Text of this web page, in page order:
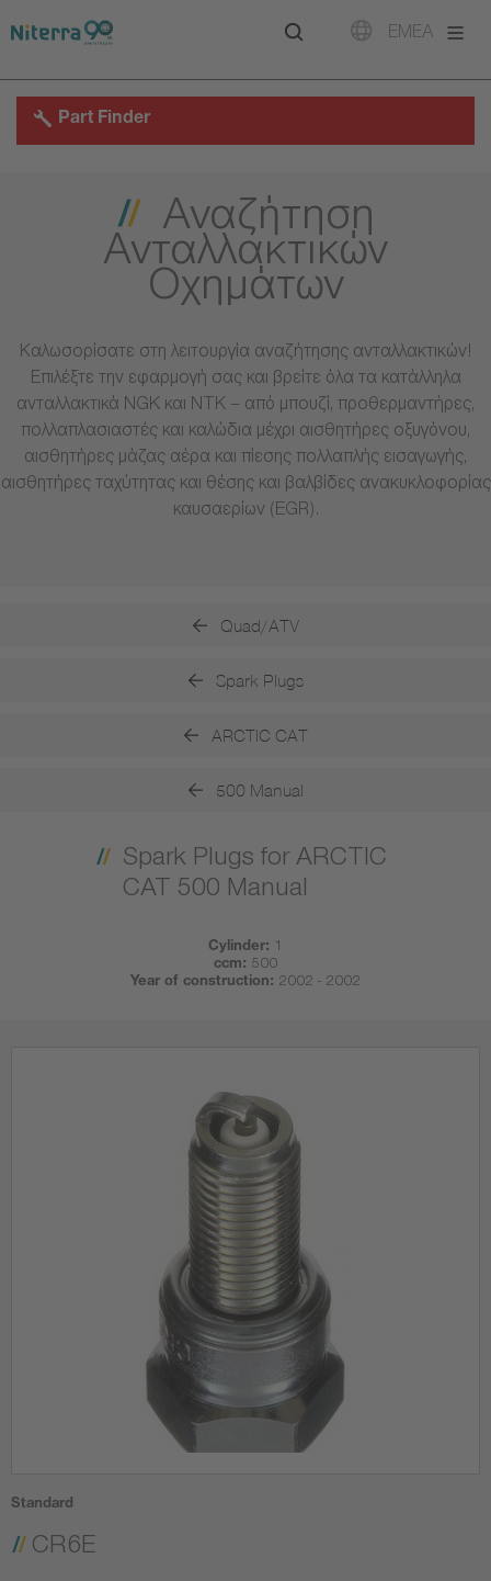
to
to
to
EMEA
Part Finder
Αναζήτηση
Ανταλλακτικών
Οχημάτων
Καλωσορίσατε στη λειτουργία αναζήτησης ανταλλακτικών!
Επιλέξτε την εφαρμογή σας και βρείτε όλα τα κατάλληλα
ανταλλακτικά NGK και NTK – από μπουζί, προθερμαντήρες,
πολλαπλασιαστές και καλώδια μέχρι αισθητήρες οξυγόνου,
αισθητήρες μάζας αέρα και πίεσης πολλαπλής εισαγωγής,
αισθητήρες ταχύτητας και θέσης και βαλβίδες ανακυκλοφορίας
καυσαερίων (EGR).
Quad/ATV
Spark Plugs
ARCTIC CAT
500 Manual
Spark Plugs for ARCTIC
CAT 500 Manual
Cylinder: 1
ccm: 500
Year of construction: 2002 - 2002
Standard
CR6E